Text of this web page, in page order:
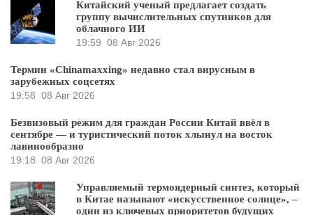
Китайский ученый предлагает создать
группу вычислительных спутников для
облачного ИИ
19:59 08 Авг 2026
Термин «Chinamaxxing» недавно стал вирусным в
зарубежных соцсетях
19:58 08 Авг 2026
Безвизовый режим для граждан России Китай ввёл в
сентябре — и туристический поток хлынул на восток
лавинообразно
19:18 08 Авг 2026
Управляемый термоядерный синтез, который
в Китае называют «искусственное солнце», –
один из ключевых приоритетов будущих